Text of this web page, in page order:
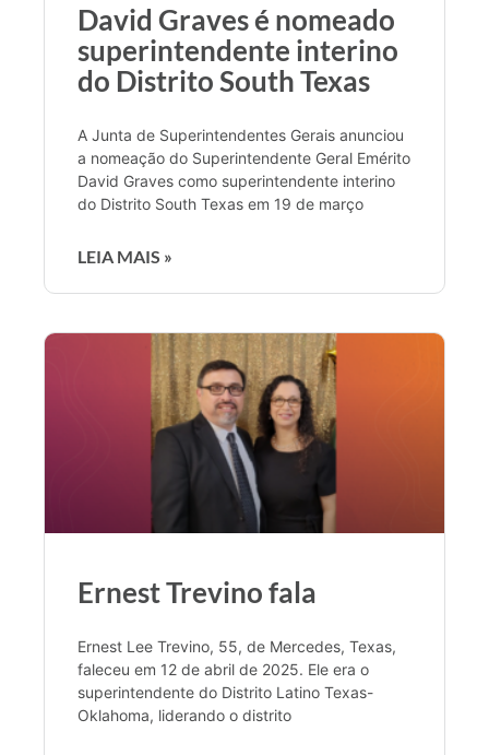
David Graves é nomeado
superintendente interino
do Distrito South Texas
A Junta de Superintendentes Gerais anunciou
a nomeação do Superintendente Geral Emérito
David Graves como superintendente interino
do Distrito South Texas em 19 de março
LEIA MAIS »
Ernest Trevino fala
Ernest Lee Trevino, 55, de Mercedes, Texas,
faleceu em 12 de abril de 2025. Ele era o
superintendente do Distrito Latino Texas-
Oklahoma, liderando o distrito